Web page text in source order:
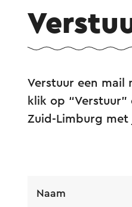
Verstuur een mail
klik op
Zuid-Limburg met
Naam